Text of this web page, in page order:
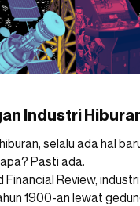
Industri
selalu ada hal
Pasti ada.
Financial Review,
1900-an lewat